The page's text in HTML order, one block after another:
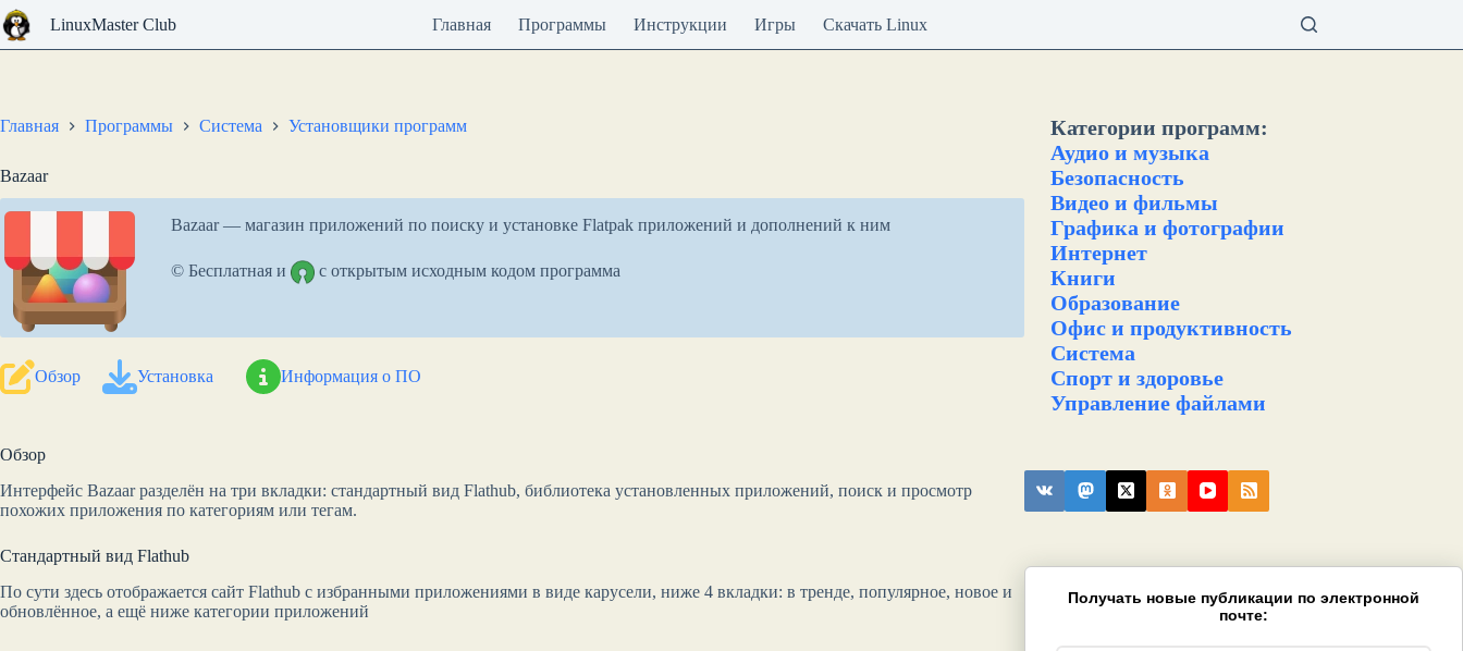
Перейти
к
сути
LinuxMaster Club Главная Программы Инструкции Игры Скачать Linux
Главная Программы Система Установщики программ
Bazaar
Bazaar — магазин приложений по поиску и установке Flatpak приложений и дополнений к ним
© Бесплатная и с открытым исходным кодом программа
Обзор Установка Информация о ПО
Обзор
Интерфейс Bazaar разделён на три вкладки: стандартный вид Flathub, библиотека установленных приложений, поиск и просмотр
похожих приложения по категориям или тегам.
Стандартный вид Flathub
По сути здесь отображается сайт Flathub с избранными приложениями в виде карусели, ниже 4 вкладки: в тренде, популярное, новое и
обновлённое, а ещё ниже категории приложений
Категории программ:
Аудио и музыка
Безопасность
Видео и фильмы
Графика и фотографии
Интернет
Книги
Образование
Офис и продуктивность
Система
Спорт и здоровье
Управление файлами
Получать новые публикации по электронной
почте: